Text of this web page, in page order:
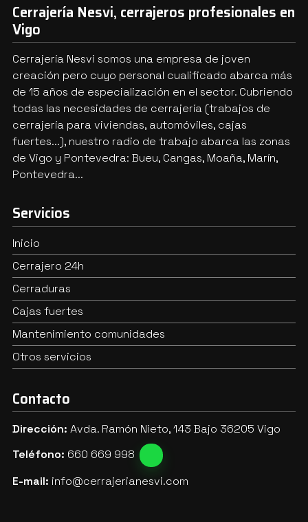
Cerrajería Nesvi, cerrajeros profesionales en
Vigo
Cerrajería Nesvi somos una empresa de joven
creación pero cuyo personal cualificado abarca más
de 15 años de especialización en el sector. Cubriendo
todas las necesidades de cerrajería (trabajos de
cerrajería para viviendas, automóviles, cajas
fuertes...), nuestro radio de trabajo abarca las zonas
de Vigo y Pontevedra: Bueu, Cangas, Moaña, Marín,
Pontevedra...
Servicios
Inicio
Cerrajero 24h
Cerraduras
Cajas fuertes
Mantenimiento comunidades
Otros servicios
Contacto
Dirección: Avda. Ramón Nieto, 143 Bajo 36205 Vigo
Teléfono: 660 669 998
E-mail: info@cerrajerianesvi.com